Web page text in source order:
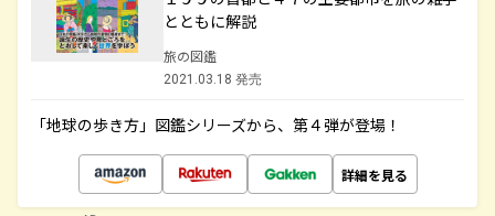
とともに解説
旅の図鑑
2021.03.18 発売
「地球の歩き方」図鑑シリーズから、第４弾が登場！
詳細を見る